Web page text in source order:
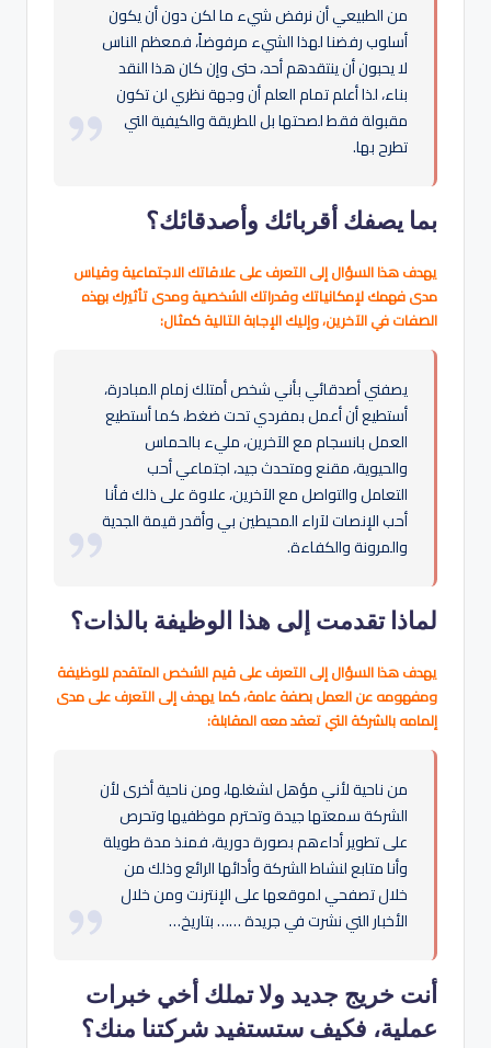
من الطبيعي أن نرفض شيء ما لكن دون أن يكون
أسلوب رفضنا لهذا الشيء مرفوضاً، فمعظم الناس
لا يحبون أن ينتقدهم أحد، حتى وإن كان هذا النقد
بناء، لذا أعلم تمام العلم أن وجهة نظري لن تكون
مقبولة فقط لصحتها بل للطريقة والكيفية التي
تطرح بها.
بما يصفك أقربائك وأصدقائك؟
يهدف هذا السؤال إلى التعرف على علاقاتك الاجتماعية وقياس
مدى فهمك لإمكانياتك وقدراتك الشخصية ومدى تأثيرك بهذه
الصفات في الآخرين، وإليك الإجابة التالية كمثال:
يصفني أصدقائي بأني شخص أمتلك زمام المبادرة،
أستطيع أن أعمل بمفردي تحت ضغط، كما أستطيع
العمل بانسجام مع الآخرين، مليء بالحماس
والحيوية، مقنع ومتحدث جيد، اجتماعي أحب
التعامل والتواصل مع الآخرين، علاوة على ذلك فأنا
أحب الإنصات لآراء المحيطين بي وأقدر قيمة الجدية
والمرونة والكفاءة.
لماذا تقدمت إلى هذا الوظيفة بالذات؟
يهدف هذا السؤال إلى التعرف على قيم الشخص المتقدم للوظيفة
ومفهومه عن العمل بصفة عامة، كما يهدف إلى التعرف على مدى
إلمامه بالشركة التي تعقد معه المقابلة:
من ناحية لأني مؤهل لشغلها، ومن ناحية أخرى لأن
الشركة سمعتها جيدة وتحترم موظفيها وتحرص
على تطوير أداءهم بصورة دورية، فمنذ مدة طويلة
وأنا متابع لنشاط الشركة وأدائها الرائع وذلك من
خلال تصفحي لموقعها على الإنترنت ومن خلال
الأخبار التي نشرت في جريدة …… بتاريخ…
أنت خريج جديد ولا تملك أخي خبرات
عملية، فكيف ستستفيد شركتنا منك؟